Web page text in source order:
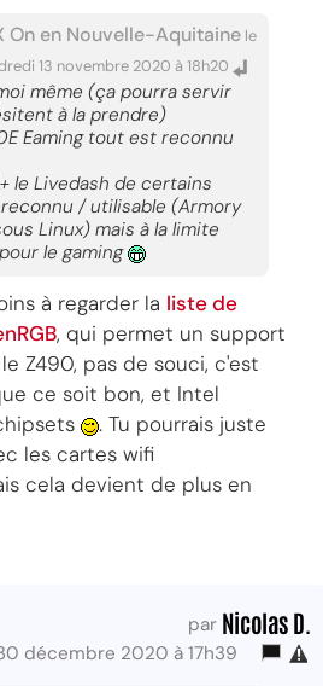
On en Nouvelle-Aquitaine le
13 novembre 2020 à 18h20
même (ça pourra servir
à la prendre)
Eaming tout est reconnu
le Livedash de certains
/ utilisable (Armory
Linux) mais à la limite
le gaming
à regarder la liste de
, qui permet un support
Z490, pas de souci, c'est
ce soit bon, et Intel
. Tu pourrais juste
les cartes wifi
cela devient de plus en
par Nicolas D.
décembre 2020 à 17h39